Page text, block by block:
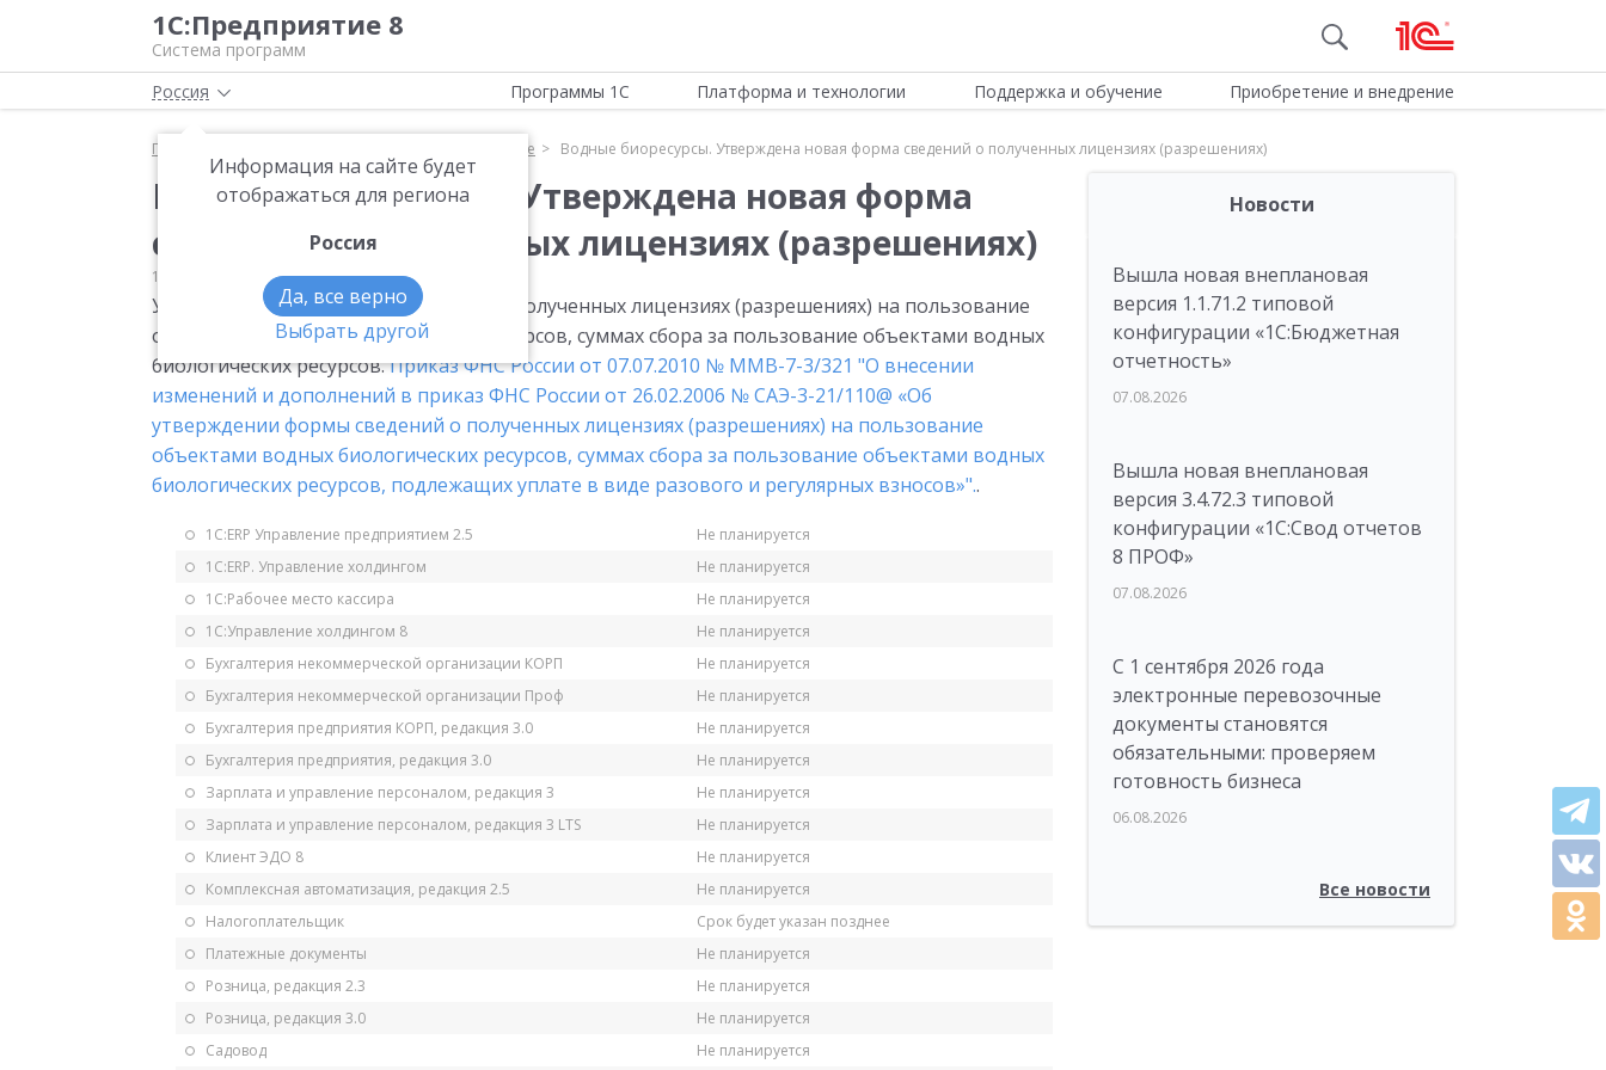
1С:Предприятие 8
Система программ
Россия
Информация на сайте будет
отображаться для региона
Россия
Да, все верно
Выбрать другой
Программы 1С Платформа и технологии Поддержка и обучение Приобретение и внедрение
Главная Прочее Водные биоресурсы. Утверждена новая форма сведений о полученных лицензиях (разрешениях)
Водные биоресурсы. Утверждена новая форма
сведений о полученных лицензиях (разрешениях)
10.09.2010 Прочее
Утверждена новая форма сведений о полученных лицензиях (разрешениях) на пользование
объектами водных биологических ресурсов, суммах сбора за пользование объектами водных
биологических ресурсов.Приказ ФНС России от 07.07.2010 № ММВ-7-3/321 "О внесении
изменений и дополнений в приказ ФНС России от 26.02.2006 № САЭ-3-21/110@ «Об
утверждении формы сведений о полученных лицензиях (разрешениях) на пользование
объектами водных биологических ресурсов, суммах сбора за пользование объектами водных
биологических ресурсов, подлежащих уплате в виде разового и регулярных взносов»"..
1С:ERP Управление предприятием 2.5
Не планируется
1С:ERP. Управление холдингом
Не планируется
1С:Рабочее место кассира
Не планируется
1С:Управление холдингом 8
Не планируется
Бухгалтерия некоммерческой организации КОРП
Не планируется
Бухгалтерия некоммерческой организации Проф
Не планируется
Бухгалтерия предприятия КОРП, редакция 3.0
Не планируется
Бухгалтерия предприятия, редакция 3.0
Не планируется
Зарплата и управление персоналом, редакция 3
Не планируется
Зарплата и управление персоналом, редакция 3 LTS
Не планируется
Клиент ЭДО 8
Не планируется
Комплексная автоматизация, редакция 2.5
Не планируется
Налогоплательщик
Срок будет указан позднее
Платежные документы
Не планируется
Розница, редакция 2.3
Не планируется
Розница, редакция 3.0
Не планируется
Садовод
Не планируется
Новости
Вышла новая внеплановая
версия 1.1.71.2 типовой
конфигурации «1C:Бюджетная
отчетность»
07.08.2026
Вышла новая внеплановая
версия 3.4.72.3 типовой
конфигурации «1C:Свод отчетов
8 ПРОФ»
07.08.2026
С 1 сентября 2026 года
электронные перевозочные
документы становятся
обязательными: проверяем
готовность бизнеса
06.08.2026
Все новости